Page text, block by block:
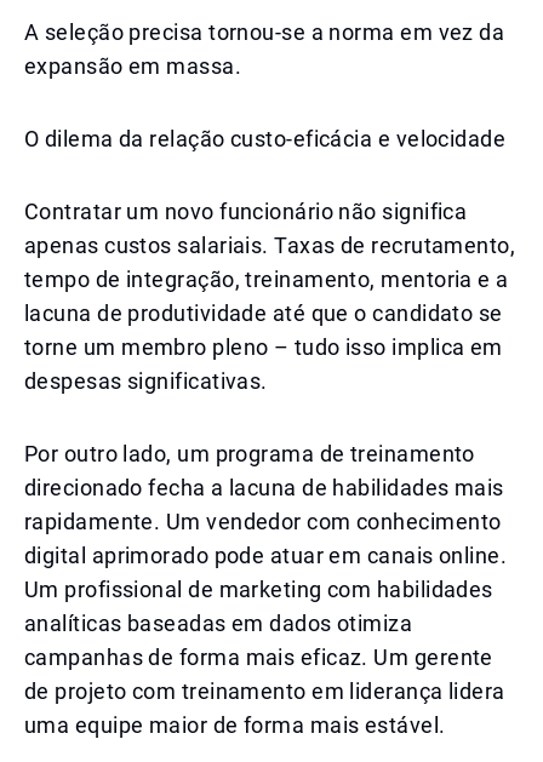
A seleção precisa tornou-se a norma em vez da
expansão em massa.
O dilema da relação custo-eficácia e velocidade
Contratar um novo funcionário não significa
apenas custos salariais. Taxas de recrutamento,
tempo de integração, treinamento, mentoria e a
lacuna de produtividade até que o candidato se
torne um membro pleno – tudo isso implica em
despesas significativas.
Por outro lado, um programa de treinamento
direcionado fecha a lacuna de habilidades mais
rapidamente. Um vendedor com conhecimento
digital aprimorado pode atuar em canais online.
Um profissional de marketing com habilidades
analíticas baseadas em dados otimiza
campanhas de forma mais eficaz. Um gerente
de projeto com treinamento em liderança lidera
uma equipe maior de forma mais estável.